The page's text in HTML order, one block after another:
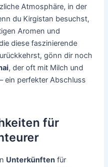
Atmosphäre, in der
du Kirgistan besuchst,
Aromen und
diese faszinierende
gönn dir noch
, der oft mit Milch und
ein perfekter Abschluss
für
Unterkünften für